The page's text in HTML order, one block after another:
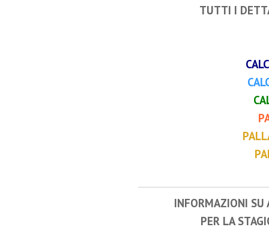
TUTTI I
INFORMAZIONI SU
PER LA